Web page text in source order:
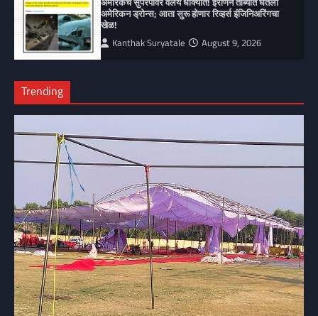
अमेरिकन ड्रोन्स; आता सुरू होणार रिव्हर्स इंजिनिअरिंगचा
खेळ!
Kanthak Suryatale August 9, 2026
Trending